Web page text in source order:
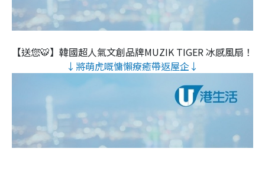
【送您🐯】韓國超人氣文創品牌MUZIK TIGER 冰感風扇！
↓將萌虎嘅慵懶療癒帶返屋企↓